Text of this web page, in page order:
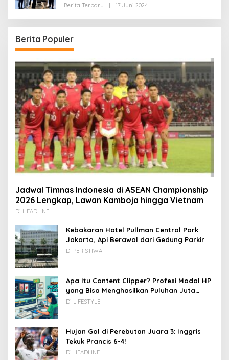
Berita Terbaru 17 Juni 2024Oleh
Berita Populer
Jadwal Timnas Indonesia di ASEAN Championship
2026 Lengkap, Lawan Kamboja hingga Vietnam
Di HEADLINE
Kebakaran Hotel Pullman Central Park
Jakarta, Api Berawal dari Gedung Parkir
Di PERISTIWA
Apa Itu Content Clipper? Profesi Modal HP
yang Bisa Menghasilkan Puluhan Juta
Rupiah
Di LIFESTYLE
Hujan Gol di Perebutan Juara 3: Inggris
Tekuk Prancis 6-4!
Di HEADLINE